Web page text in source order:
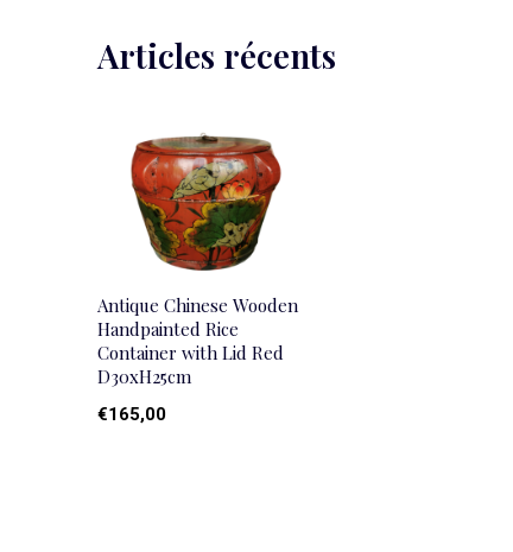
Articles récents
Antique Chinese Wooden
Handpainted Rice
Container with Lid Red
D30xH25cm
€165,00